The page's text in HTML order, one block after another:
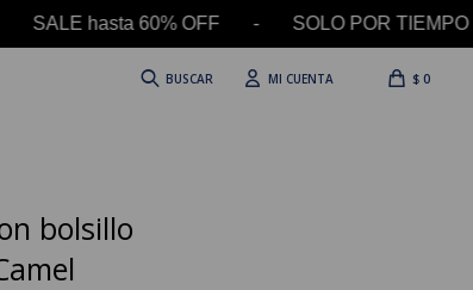
hasta 60% OFF - SOLO POR TIEMPO
$ 0
bolsillo